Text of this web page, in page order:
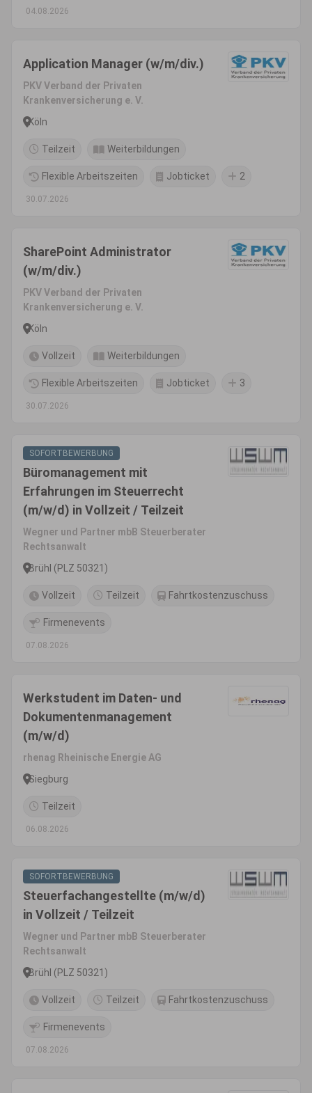
04.08.2026
Application Manager (w/m/div.)
PKV Verband der Privaten
Krankenversicherung e. V.
Köln
Teilzeit Weiterbildungen
Flexible Arbeitszeiten Jobticket 2
30.07.2026
SharePoint Administrator
(w/m/div.)
PKV Verband der Privaten
Krankenversicherung e. V.
Köln
Vollzeit Weiterbildungen
Flexible Arbeitszeiten Jobticket 3
30.07.2026
SOFORTBEWERBUNG
Büromanagement mit
Erfahrungen im Steuerrecht
(m/w/d) in Vollzeit / Teilzeit
Wegner und Partner mbB Steuerberater
Rechtsanwalt
Brühl (PLZ 50321)
Vollzeit Teilzeit Fahrtkostenzuschuss
Firmenevents
07.08.2026
Werkstudent im Daten- und
Dokumentenmanagement
(m/w/d)
rhenag Rheinische Energie AG
Siegburg
Teilzeit
06.08.2026
SOFORTBEWERBUNG
Steuerfachangestellte (m/w/d)
in Vollzeit / Teilzeit
Wegner und Partner mbB Steuerberater
Rechtsanwalt
Brühl (PLZ 50321)
Vollzeit Teilzeit Fahrtkostenzuschuss
Firmenevents
07.08.2026